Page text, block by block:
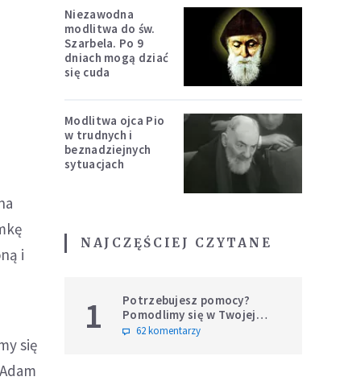
i
się
Niezawodna
modlitwa do św.
Szarbela. Po 9
dniach mogą dziać
się cuda
Modlitwa ojca Pio
w trudnych i
beznadziejnych
sytuacjach
NAJCZĘŚCIEJ CZYTANE
1
Potrzebujesz pomocy?
Pomodlimy się w Twojej
intencji
62 komentarzy